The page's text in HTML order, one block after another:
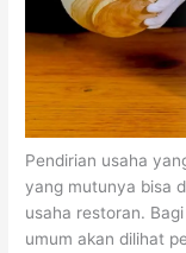
Pendirian usaha
yang mutunya bisa
usaha restoran.
umum akan dilihat